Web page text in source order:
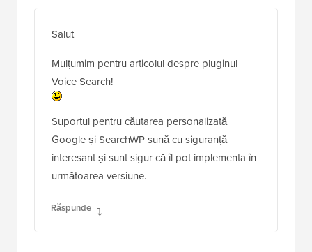
Salut
Mulțumim pentru articolul despre pluginul
Voice Search!
Suportul pentru căutarea personalizată
Google și SearchWP sună cu siguranță
interesant și sunt sigur că îl pot implementa în
următoarea versiune.
Răspunde